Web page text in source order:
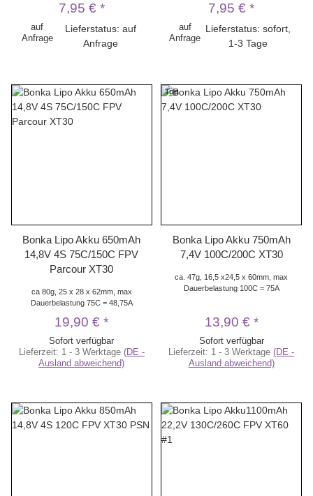
7,95 € *
auf
Anfrage
Lieferstatus: auf
Anfrage
7,95 €*
auf
Anfrage
Lieferstatus: sofort,
1-3 Tage
Bonka Lipo Akku 650mAh
14,8V 4S 75C/150C FPV
Parcour XT30
ca 80g, 25 x 28 x 62mm, max
Dauerbelastung 75C = 48,75A
19,90 €*
Sofort verfügbar
Lieferzeit: 1 - 3 Werktage (DE -
Ausland abweichend)
Top
Bonka Lipo Akku 750mAh
7,4V 100C/200C XT30
ca. 47g, 16,5 x24,5 x 60mm, max
Dauerbelastung 100C = 75A
13,90 € *
Sofort verfügbar
Lieferzeit: 1 - 3 Werktage(DE -
Ausland abweichend)